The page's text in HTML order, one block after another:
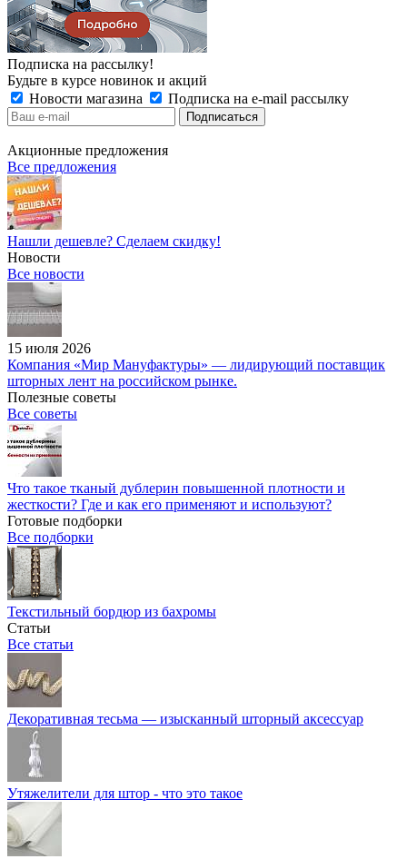
Подписка на рассылку!
Будьте в курсе новинок и акций
Новости магазина
Подписка на e-mail рассылку
Акционные предложения
Все предложения
Нашли дешевле? Сделаем скидку!
Новости
Все новости
15 июля 2026
Компания «Мир Мануфактуры» — лидирующий поставщик
шторных лент на российском рынке.
Полезные советы
Все советы
Что такое тканый дублерин повышенной плотности и
жесткости? Где и как его применяют и используют?
Готовые подборки
Все подборки
Текстильный бордюр из бахромы
Статьи
Все статьи
Декоративная тесьма — изысканный шторный аксессуар
Утяжелители для штор - что это такое